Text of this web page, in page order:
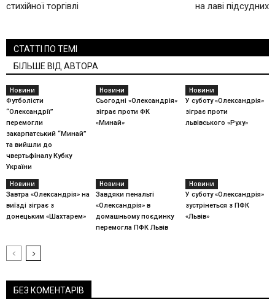
стихійної торгівлі
на лаві підсудних
СТАТТІ ПО ТЕМІ
БІЛЬШЕ ВІД АВТОРА
Новини
Футболісти
“Олександрії”
перемогли
закарпатський “Минай”
та вийшли до
чвертьфіналу Кубку
України
Новини
Сьогодні «Олександрія»
зіграє проти ФК
«Минай»
Новини
У суботу «Олександрія»
зіграє проти
львівського «Руху»
Новини
Завтра «Олександрія» на
виїзді зіграє з
донецьким «Шахтарем»
Новини
Завдяки пенальті
«Олександрія» в
домашньому поєдинку
перемогла ПФК Львів
Новини
У суботу «Олександрія»
зустрінеться з ПФК
«Львів»
БЕЗ КОМЕНТАРІВ